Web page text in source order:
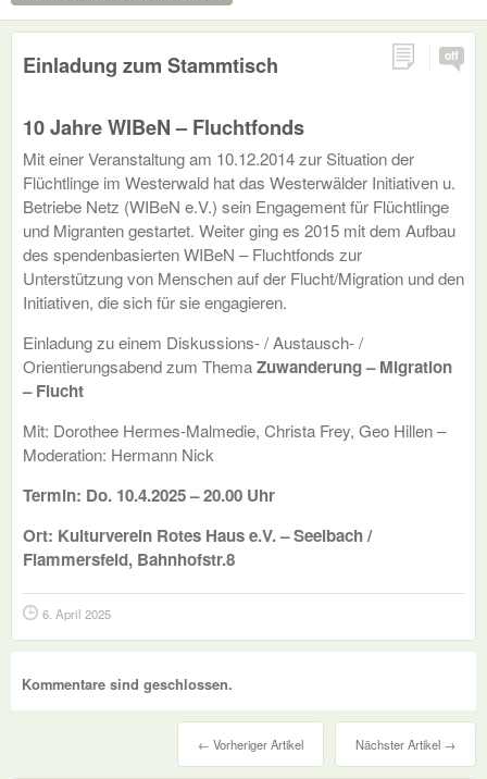
off
Einladung zum Stammtisch
10 Jahre WIBeN – Fluchtfonds
Mit einer Veranstaltung am 10.12.2014 zur Situation der
Flüchtlinge im Westerwald hat das Westerwälder Initiativen u.
Betriebe Netz (WIBeN e.V.) sein Engagement für Flüchtlinge
und Migranten gestartet. Weiter ging es 2015 mit dem Aufbau
des spendenbasierten WIBeN – Fluchtfonds zur
Unterstützung von Menschen auf der Flucht/Migration und den
Initiativen, die sich für sie engagieren.
Einladung zu einem Diskussions- / Austausch- /
Orientierungsabend zum ThemaZuwanderung – Migration
– Flucht
Mit: Dorothee Hermes-Malmedie, Christa Frey, Geo Hillen –
Moderation: Hermann Nick
Termin: Do. 10.4.2025 – 20.00 Uhr
Ort: Kulturverein Rotes Haus e.V. – Seelbach /
Flammersfeld, Bahnhofstr.8
6. April 2025
Kommentare sind geschlossen.
Nächster Artikel →
← Vorheriger Artikel